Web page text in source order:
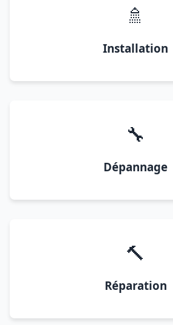
🚿
Installation
🔧
Dépannage
🔨
Réparation